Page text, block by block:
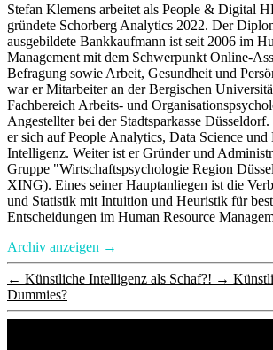
Stefan Klemens arbeitet als People & Digital
gründete Schorberg Analytics 2022. Der
ausgebildete Bankkaufmann ist seit 2006 im
Management mit dem Schwerpunkt Online-
Befragung sowie Arbeit, Gesundheit und
war er Mitarbeiter an der Bergischen
Fachbereich Arbeits- und
Angestellter bei der Stadtsparkasse
er sich auf People Analytics, Data Science
Intelligenz. Weiter ist er Gründer und
Gruppe "Wirtschaftspsychologie Region
XING). Eines seiner Hauptanliegen ist die
und Statistik mit Intuition und Heuristik für
Entscheidungen im Human Resource
Archiv anzeigen →
← Künstliche Intelligenz als Schaf?! →
Dummies?